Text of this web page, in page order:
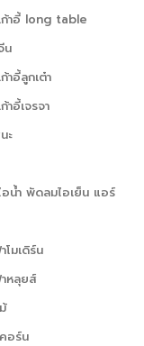
เก้าอี้ long table
น
ก้าอี้ลูกเต๋า
าอี้เจรจา
ะ
น้ำ พัดลมไอเย็น แอร์
โมเดิร์น
าหลุยส์
อร์น